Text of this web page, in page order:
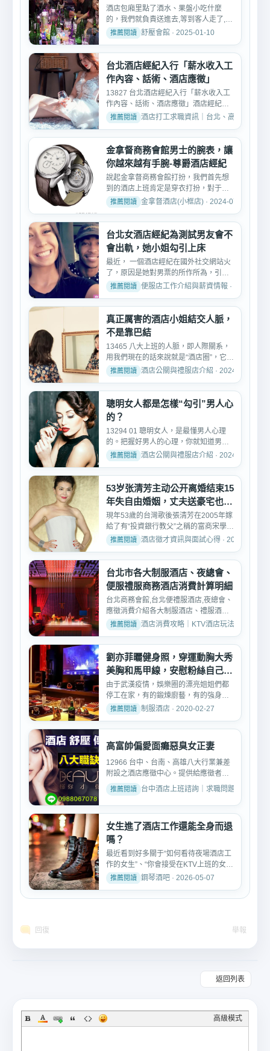
酒店包廂里點了酒水、果盤小吃什麼
的，我們就負責送進去,等到客人走了,我
們又要打掃包廂的衛生。...
舒壓會館 · 2025-01-10
台北酒店經紀入行「薪水收入工
作內容、話術、酒店應徵」
13827 台北酒店經紀入行「薪水收入工
作內容、話術、酒店應徵」酒店經紀人
顧名思義就是帶小姐去酒...
酒店打工求職資訊｜台北、高雄、台中
金拿督商務會館男士的腕表，讓
你越來越有手腕-尊爵酒店經紀
說起金拿督商務會館打扮，我們首先想
到的酒店上班肯定是穿衣打扮，對于我
們酒店經紀來說外表形象...
金拿督酒店(小框店) · 2024-07-01
台北女酒店經紀為測試男友會不
會出軌，她小姐勾引上床
最近， 一個酒店經紀在國外社交網站火
了，原因是她對男票的所作所為，引發
了強烈爭議。這個女酒...
便服店工作介紹與薪資情報 · 2024-08-
真正厲害的酒店小姐結交人脈，
不是靠巴結
13465 八大上班的人脈，即人際關系，
用我們現在的話來說就是“酒店圈”，它可
以體現一個人的人緣...酒店公關與禮服店介紹 · 2024-08-14
聰明女人都是怎樣“勾引”男人心
的？
13294 01 聰明女人，是最懂男人心理
的。把握好男人的心理，你就知道男人
在想什麼？男人需要什麼...
酒店公關與禮服店介紹 · 2024-06-13
53岁张清芳主动公开离婚结束15
年失自由婚姻，丈夫送豪宅也难
挽回
現年53歲的台灣歌後張清芳在2005年嫁
給了有“投資銀行教父”之稱的富商宋學仁
後就一直很少公開露...酒店徵才資訊與面試心得 · 2020-06-23
台北市各大制服酒店、夜總會、
便服禮服商務酒店消費計算明細
台北商務會館,台北便禮服酒店,夜總會、
應徵消費介紹各大制服酒店、禮服酒店
消費計算方法（保證絕...
酒店消費攻略｜KTV酒店玩法、消費與
劉亦菲曬健身照，穿運動胸大秀
美胸和馬甲線，安慰粉絲自己不
委屈
由于武漢疫情，娛樂圈的漂亮姐姐們都
停工在家，有的鍛煉廚藝，有的強身健
體。2月26日，久不露面...
制服酒店 · 2020-02-27
高富帥偏愛面癱惡臭女正妻
12966 台中、台南、高雄八大行業兼差
附設之酒店應徵中心。提供給應徵者酒
店上班、酒店職缺、舞廳...
台中酒店上班諮詢｜求職問題與經驗分
女生進了酒店工作還能全身而退
嗎？
最近看到好多關于“如何看待夜場酒店工
作的女生”、“你會接受在KTV上班的女孩
嗎”、“你怎麼看...鋼琴酒吧 · 2026-05-07
回復 舉報
返回列表
高級模式